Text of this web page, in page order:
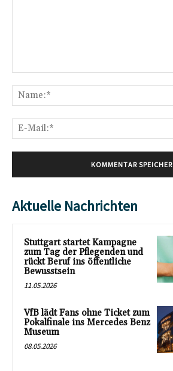
Aktuelle Nachrichten
Stuttgart startet Kampagne
zum Tag der Pflegenden und
rückt Beruf ins öffentliche
Bewusstsein
11.05.2026
VfB lädt Fans ohne Ticket zum
Pokalfinale ins Mercedes Benz
Museum
08.05.2026